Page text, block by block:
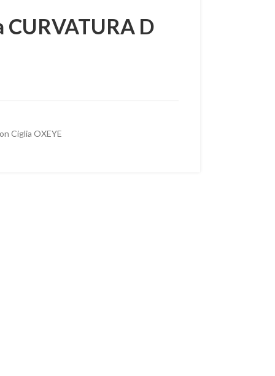
D
Ciglia OXEYE